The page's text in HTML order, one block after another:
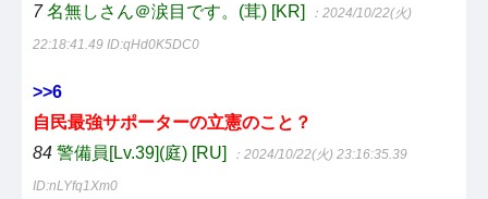
7 名無しさん＠涙目です。(茸) [KR] ：2024/10/22(火)
22:18:41.49 ID:qHd0K5DC0
>>6
自民最強サポーターの立憲のこと？
84 警備員[Lv.39](庭) [RU] ：2024/10/22(火) 23:16:35.39
ID:nLYfq1Xm0